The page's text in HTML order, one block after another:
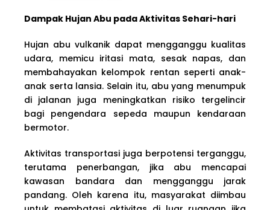
Dampak Hujan Abu pada Aktivitas Sehari-hari
Hujan abu vulkanik dapat mengganggu kualitas
udara, memicu iritasi mata, sesak napas, dan
membahayakan kelompok rentan seperti anak-
anak serta lansia. Selain itu, abu yang menumpuk
di jalanan juga meningkatkan risiko tergelincir
bagi pengendara sepeda maupun kendaraan
bermotor.
Aktivitas transportasi juga berpotensi terganggu,
terutama penerbangan, jika abu mencapai
kawasan bandara dan mengganggu jarak
pandang. Oleh karena itu, masyarakat diimbau